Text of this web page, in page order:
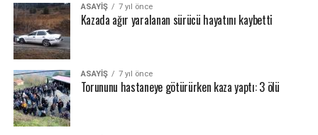
ASAYİŞ 7 yıl önce
Kazada ağır yaralanan sürücü hayatını kaybetti
ASAYİŞ 7 yıl önce
Torununu hastaneye götürürken kaza yaptı: 3 ölü